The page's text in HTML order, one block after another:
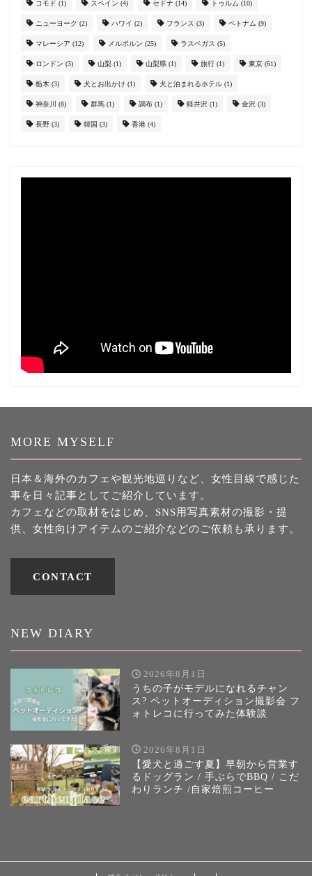
コモド (1) スペイン (4) セドナ (14) トゥルム (10)
ニューヨーク (2) ハワイ (2) フランス (3) ベトナム (9)
マレーシア (12) メルボルン (25) ラスベガス (5)
ロンドン (3) 山梨 (1) 山梨県 (1) 旅行 (1) 東京 (61)
栃木 (3) 犬とお出かけ (1) 犬と泊まれるホテル (1)
神奈川 (8) 群馬 (1) 調布 (1) 軽井沢 (1) 金沢 (3)
長野 (3) 韓国 (3) 香港 (4)
MORE MYSELF
日本＆海外のカフェや観光地巡りなど、女性目線で感じた
事を日々記事としてご紹介しています。
カフェなどの取材をはじめ、SNS用写真素材の撮影・提
供、女性向けアイテムのご紹介などのご依頼も承ります。
CONTACT
NEW DIARY
2026年8月1日
うちの子がモデルになれるチャン
ス? ペットオーディション撮影会 フ
ォトレコに行ってみた体験談
2026年8月1日
【愛犬と過ごす夏】早朝から営業す
るドッグラン / 手ぶらでBBQ / こだ
わりランチ /自家焙煎コーヒー